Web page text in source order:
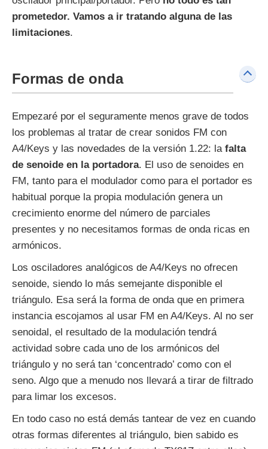
prometedor. Vamos a ir tratando alguna de las
limitaciones.
Formas de onda
Empezaré por el seguramente menos grave de todos
los problemas al tratar de crear sonidos FM con
A4/Keys y las novedades de la versión 1.22: la falta
de senoide en la portadora. El uso de senoides en
FM, tanto para el modulador como para el portador es
habitual porque la propia modulación genera un
crecimiento enorme del número de parciales
presentes y no necesitamos formas de onda ricas en
armónicos.
Los osciladores analógicos de A4/Keys no ofrecen
senoide, siendo lo más semejante disponible el
triángulo. Esa será la forma de onda que en primera
instancia escojamos al usar FM en A4/Keys. Al no ser
senoidal, el resultado de la modulación tendrá
actividad sobre cada uno de los armónicos del
triángulo y no será tan ‘concentrado’ como con el
seno. Algo que a menudo nos llevará a tirar de filtrado
para limar los excesos.
En todo caso no está demás tantear de vez en cuando
otras formas diferentes al triángulo, bien sabido es